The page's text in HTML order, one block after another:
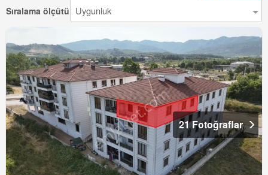
Sıralama ölçütü
21 Fotoğraflar